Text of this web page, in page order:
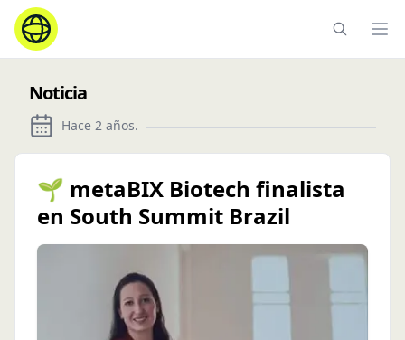
Noticia
Hace 2 años.
🌱 metaBIX Biotech finalista
en South Summit Brazil